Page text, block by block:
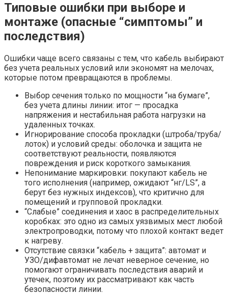
Типовые ошибки при выборе и
монтаже (опасные “симптомы” и
последствия)
Ошибки чаще всего связаны с тем, что кабель выбирают
без учета реальных условий или экономят на мелочах,
которые потом превращаются в проблемы.
Выбор сечения только по мощности “на бумаге”,
без учета длины линии: итог — просадка
напряжения и нестабильная работа нагрузки на
удаленных точках.
Игнорирование способа прокладки (штроба/труба/
лоток) и условий среды: оболочка и защита не
соответствуют реальности, появляются
повреждения и риск короткого замыкания.
Непонимание маркировки: покупают кабель не
того исполнения (например, ожидают “нг/LS”, а
берут без нужных индексов), что критично для
помещений и групповой прокладки.
“Слабые” соединения и хаос в распределительных
коробках: это одно из самых уязвимых мест любой
электропроводки, потому что плохой контакт ведет
к нагреву.​
Отсутствие связки “кабель + защита”: автомат и
УЗО/дифавтомат не лечат неверное сечение, но
помогают ограничивать последствия аварий и
утечек, поэтому их рассматривают как часть
безопасности линии.​